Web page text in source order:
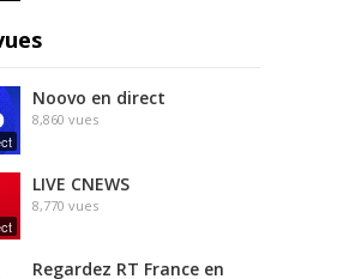
Noovo en direct
8,860 vues
LIVE CNEWS
8,770 vues
Regardez RT France en